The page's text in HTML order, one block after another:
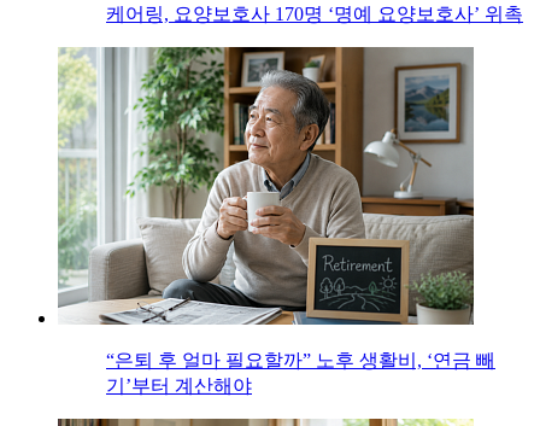
케어링, 요양보호사 170명 ‘명예 요양보호사’ 위촉
“은퇴 후 얼마 필요할까” 노후 생활비, ‘연금 빼
기’부터 계산해야